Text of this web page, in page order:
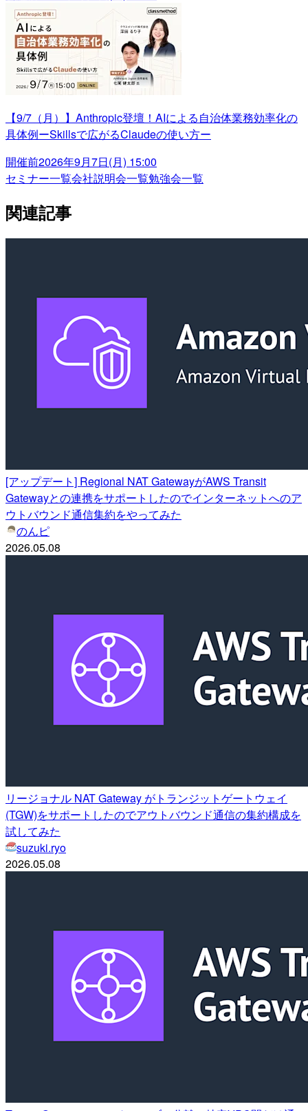
【9/7（月）】Anthropic登壇！AIによる自治体業務効率化の
具体例ーSkillsで広がるClaudeの使い方ー
開催前2026年9月7日(月) 15:00
セミナー一覧会社説明会一覧勉強会一覧
関連記事
[アップデート] Regional NAT GatewayがAWS Transit
Gatewayとの連携をサポートしたのでインターネットへのア
ウトバウンド通信集約をやってみた
のんピ
2026.05.08
リージョナル NAT Gateway がトランジットゲートウェイ
(TGW)をサポートしたのでアウトバウンド通信の集約構成を
試してみた
suzuki.ryo
2026.05.08